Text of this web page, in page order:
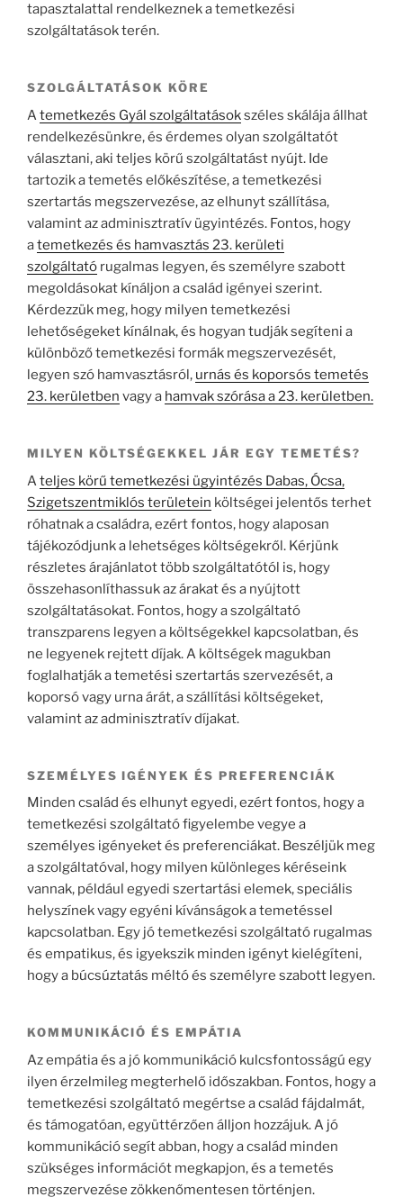
tapasztalattal rendelkeznek a temetkezési
szolgáltatások terén.
SZOLGÁLTATÁSOK KÖRE
Atemetkezés Gyál szolgáltatásokszéles skálája állhat
rendelkezésünkre, és érdemes olyan szolgáltatót
választani, aki teljes körű szolgáltatást nyújt. Ide
tartozik a temetés előkészítése, a temetkezési
szertartás megszervezése, az elhunyt szállítása,
valamint az adminisztratív ügyintézés. Fontos, hogy
atemetkezés és hamvasztás 23. kerületi
szolgáltató rugalmas legyen, és személyre szabott
megoldásokat kínáljon a család igényei szerint.
Kérdezzük meg, hogy milyen temetkezési
lehetőségeket kínálnak, és hogyan tudják segíteni a
különböző temetkezési formák megszervezését,
legyen szó hamvasztásról, urnás és koporsós temetés
23. kerületben vagy a hamvak szórása a 23. kerületben.
MILYEN KÖLTSÉGEKKEL JÁR EGY TEMETÉS?
A teljes körű temetkezési ügyintézés Dabas, Ócsa,
Szigetszentmiklós területein költségei jelentős terhet
róhatnak a családra, ezért fontos, hogy alaposan
tájékozódjunk a lehetséges költségekről. Kérjünk
részletes árajánlatot több szolgáltatótól is, hogy
összehasonlíthassuk az árakat és a nyújtott
szolgáltatásokat. Fontos, hogy a szolgáltató
transzparens legyen a költségekkel kapcsolatban, és
ne legyenek rejtett díjak. A költségek magukban
foglalhatják a temetési szertartás szervezését, a
koporsó vagy urna árát, a szállítási költségeket,
valamint az adminisztratív díjakat.
SZEMÉLYES IGÉNYEK ÉS PREFERENCIÁK
Minden család és elhunyt egyedi, ezért fontos, hogy a
temetkezési szolgáltató figyelembe vegye a
személyes igényeket és preferenciákat. Beszéljük meg
a szolgáltatóval, hogy milyen különleges kéréseink
vannak, például egyedi szertartási elemek, speciális
helyszínek vagy egyéni kívánságok a temetéssel
kapcsolatban. Egy jó temetkezési szolgáltató rugalmas
és empatikus, és igyekszik minden igényt kielégíteni,
hogy a búcsúztatás méltó és személyre szabott legyen.
KOMMUNIKÁCIÓ ÉS EMPÁTIA
Az empátia és a jó kommunikáció kulcsfontosságú egy
ilyen érzelmileg megterhelő időszakban. Fontos, hogy a
temetkezési szolgáltató megértse a család fájdalmát,
és támogatóan, együttérzően álljon hozzájuk. A jó
kommunikáció segít abban, hogy a család minden
szükséges információt megkapjon, és a temetés
megszervezése zökkenőmentesen történjen.